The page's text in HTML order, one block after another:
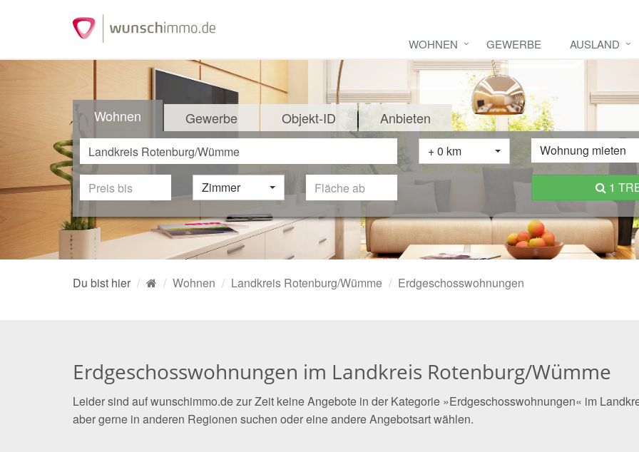
WOHNEN GEWERBE AUSLAND
Wohnen Gewerbe Objekt-ID Anbieten
+ 0 km Wohnung mieten
Zimmer 1
Du bist hier Wohnen Landkreis Rotenburg/Wümme Erdgeschosswohnungen
Erdgeschosswohnungen im Landkreis Rotenburg/Wümme
Leider sind auf wunschimmo.de zur Zeit keine Angebote in der Kategorie »Erdgeschosswohnungen« im
aber gerne in anderen Regionen suchen oder eine andere Angebotsart wählen.